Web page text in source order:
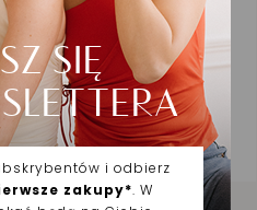
kulkami